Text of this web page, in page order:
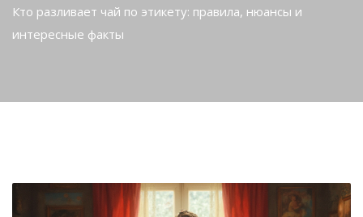
Кто разливает чай по этикету: правила, нюансы и
интересные факты